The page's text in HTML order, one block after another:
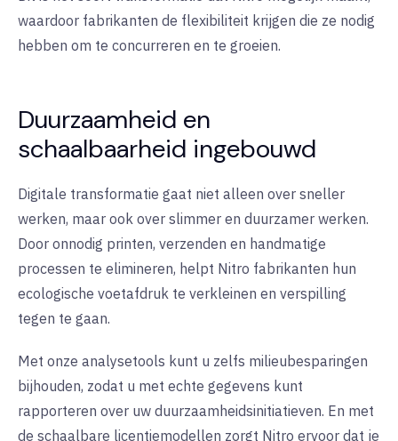
waardoor fabrikanten de flexibiliteit krijgen die ze nodig
hebben om te concurreren en te groeien.
Duurzaamheid en
schaalbaarheid ingebouwd
Digitale transformatie gaat niet alleen over sneller
werken, maar ook over slimmer en duurzamer werken.
Door onnodig printen, verzenden en handmatige
processen te elimineren, helpt Nitro fabrikanten hun
ecologische voetafdruk te verkleinen en verspilling
tegen te gaan.
Met onze analysetools kunt u zelfs milieubesparingen
bijhouden, zodat u met echte gegevens kunt
rapporteren over uw duurzaamheidsinitiatieven. En met
de schaalbare licentiemodellen zorgt Nitro ervoor dat je